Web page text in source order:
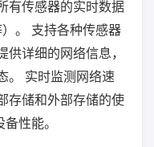
有传感器的实时数据
）。 支持各种传感器
供详细的网络信息，
。 实时监测网络速
存储和外部存储的使
性能。